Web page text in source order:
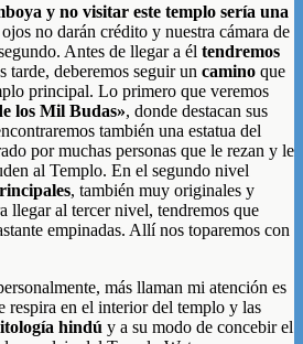
y no visitar este templo sería una
no darán crédito y nuestra cámara de
Antes de llegar a él tendremos
tarde, deberemos seguir un camino que
principal. Lo primero que veremos
los Mil Budas», donde destacan sus
también una estatua del
por muchas personas que le rezan y le
al Templo. En el segundo nivel
, también muy originales y
llegar al tercer nivel, tendremos que
empinadas. Allí nos toparemos con
más llaman mi atención es
respira en el interior del templo y las
hindú y a su modo de concebir el